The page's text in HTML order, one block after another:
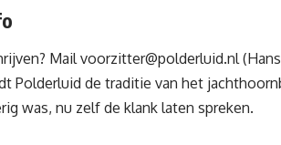
Mailvoorzitter@polderluid.nl
Polderluid de traditie van het
was, nu zelf de klank laten spreken.